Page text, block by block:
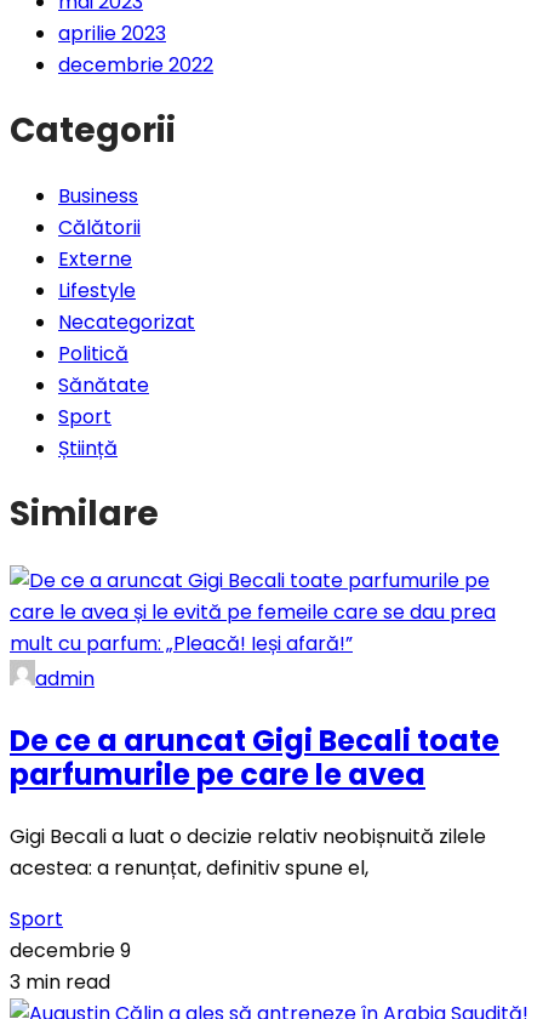
aprilie 2023
decembrie 2022
Categorii
Business
Călătorii
Externe
Lifestyle
Necategorizat
Politică
Sănătate
Sport
Știință
Similare
admin
De ce a aruncat Gigi Becali toate
parfumurile pe care le avea
Gigi Becali a luat o decizie relativ neobișnuită zilele
acestea: a renunțat, definitiv spune el,
Sport
decembrie 9
3 min read